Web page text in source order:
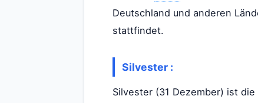
Deutschland und anderen
stattfindet.
Silvester :
Silvester (31 Dezember) ist